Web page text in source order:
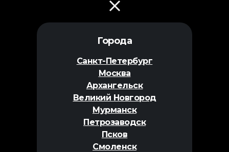
Города
Санкт-Петербург
Москва
Архангельск
Великий Новгород
Мурманск
Петрозаводск
Псков
Смоленск